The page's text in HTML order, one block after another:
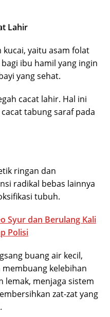
Lahir
yaitu asam folat
ibu hamil yang ingin
yang sehat.
cacat lahir. Hal ini
tabung saraf pada
ringan dan
radikal bebas lainnya
tubuh.
Syur dan Berulang Kali
Polisi
buang air kecil,
kelebihan
lemak, menjaga sistem
zat-zat yang